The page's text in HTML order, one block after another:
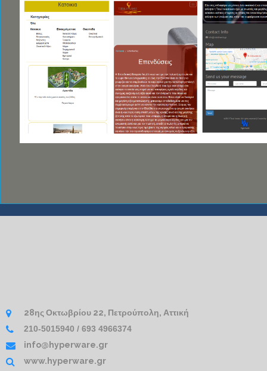
28ης Οκτωβρίου 22, Πετρούπολη, Αττική
210-5015940 / 693 4966374
info@hyperware.gr
www.hyperware.gr